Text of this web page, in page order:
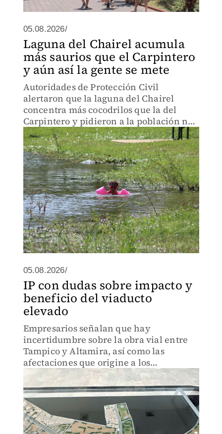
05.08.2026/
Laguna del Chairel acumula
más saurios que el Carpintero
y aún así la gente se mete
Autoridades de Protección Civil
alertaron que la laguna del Chairel
concentra más cocodrilos que la del
Carpintero y pidieron a la población no
ingresar a nadar. Bomberos realizan
rondines diarios para prevenir
incidentes.
05.08.2026/
IP con dudas sobre impacto y
beneficio del viaducto
elevado
Empresarios señalan que hay
incertidumbre sobre la obra vial entre
Tampico y Altamira, así como las
afectaciones que origine a los
conductores